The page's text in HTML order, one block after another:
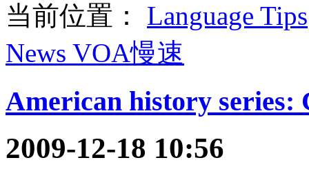
当前位置： Language Tips
News VOA慢速
American history series:
2009-12-18 10:56